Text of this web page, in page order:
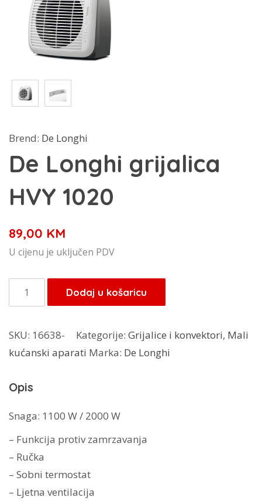
Brend: De Longhi
De Longhi grijalica
HVY 1020
89,00 KM
U cijenu je uključen PDV
Longhi
HVY
1020
Dodaj u košaricu
SKU: 16638- Kategorije: Grijalice i konvektori, Mali
kućanski aparati Marka: De Longhi
Opis
Snaga: 1100 W / 2000 W
– Funkcija protiv zamrzavanja
– Ručka
– Sobni termostat
– Ljetna ventilacija